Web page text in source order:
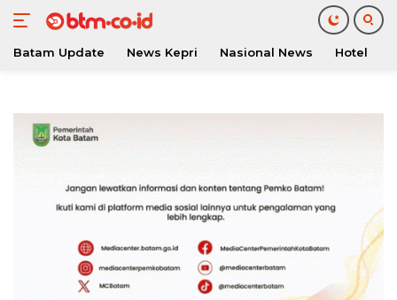
konten
Batam Update News Kepri Nasional News Hotel